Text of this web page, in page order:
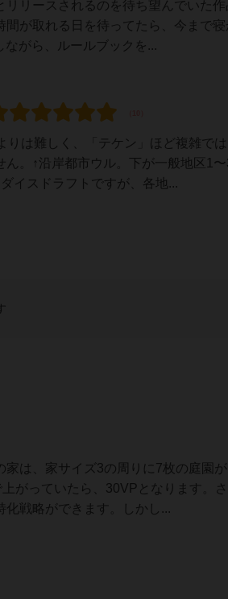
リースされるのを待ち望んでいた作
が取れる日を待ってたら、今まで寝
ながら、ルールブックを...
は難しく、「テケン」ほど複雑では
。↑沿岸都市ウル。下が一般地区1
イスドラフトですが、各地...
は、家サイズ3の周りに7枚の庭園
がっていたら、30VPとなります。
戦略ができます。しかし...